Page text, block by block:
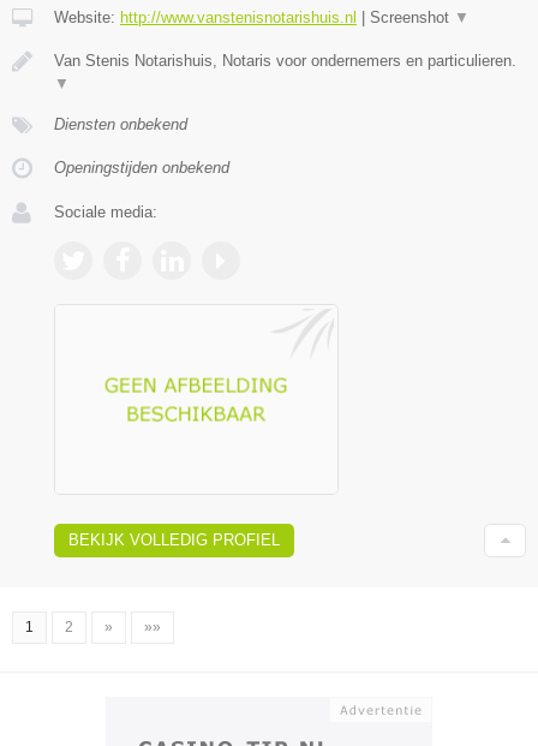
Website: http://www.vanstenisnotarishuis.nl Screenshot ▼
Van Stenis Notarishuis, Notaris voor ondernemers en particulieren.
▼
Diensten onbekend
Openingstijden onbekend
Sociale media:
BEKIJK VOLLEDIG PROFIEL
1 2 » »»